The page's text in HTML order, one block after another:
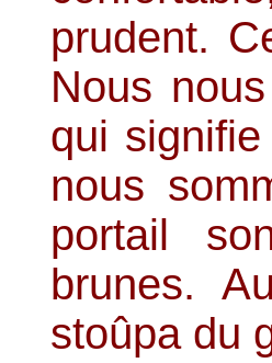
prudent.
Nous
qui
nous
portail
brunes.
stoûpa du